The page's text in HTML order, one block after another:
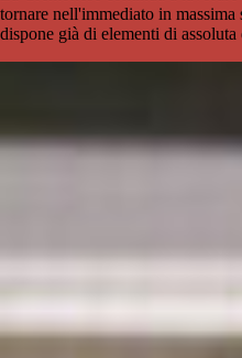
tornare nell'immediato in
dispone già di elementi di